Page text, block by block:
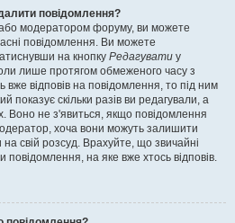
повідомлення?
модератором форуму, ви можете
повідомлення. Ви можете
на кнопку Редагувати у
лише протягом обмеженого часу з
відповів на повідомлення, то під ним
показує скільки разів ви редагували, а
Воно не з'явиться, якщо повідомлення
хоча вони можуть залишити
свій розсуд. Врахуйте, що звичайні
повідомлення, на яке вже хтось відповів.